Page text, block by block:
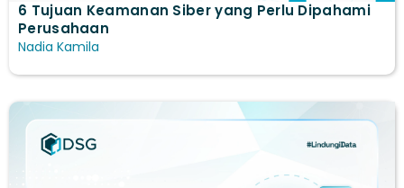
6 Tujuan Keamanan Siber yang Perlu Dipahami
Perusahaan
Nadia Kamila